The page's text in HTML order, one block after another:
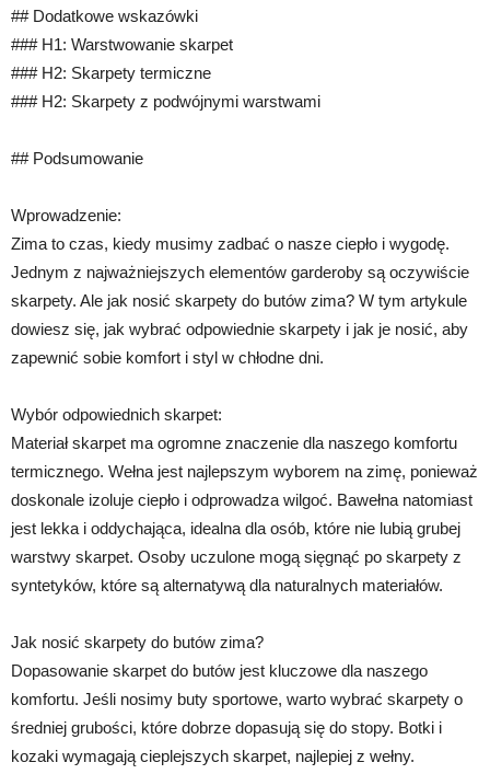
## Dodatkowe wskazówki
### H1: Warstwowanie skarpet
### H2: Skarpety termiczne
### H2: Skarpety z podwójnymi warstwami
## Podsumowanie
Wprowadzenie:
Zima to czas, kiedy musimy zadbać o nasze ciepło i wygodę.
Jednym z najważniejszych elementów garderoby są oczywiście
skarpety. Ale jak nosić skarpety do butów zima? W tym artykule
dowiesz się, jak wybrać odpowiednie skarpety i jak je nosić, aby
zapewnić sobie komfort i styl w chłodne dni.
Wybór odpowiednich skarpet:
Materiał skarpet ma ogromne znaczenie dla naszego komfortu
termicznego. Wełna jest najlepszym wyborem na zimę, ponieważ
doskonale izoluje ciepło i odprowadza wilgoć. Bawełna natomiast
jest lekka i oddychająca, idealna dla osób, które nie lubią grubej
warstwy skarpet. Osoby uczulone mogą sięgnąć po skarpety z
syntetyków, które są alternatywą dla naturalnych materiałów.
Jak nosić skarpety do butów zima?
Dopasowanie skarpet do butów jest kluczowe dla naszego
komfortu. Jeśli nosimy buty sportowe, warto wybrać skarpety o
średniej grubości, które dobrze dopasują się do stopy. Botki i
kozaki wymagają cieplejszych skarpet, najlepiej z wełny.